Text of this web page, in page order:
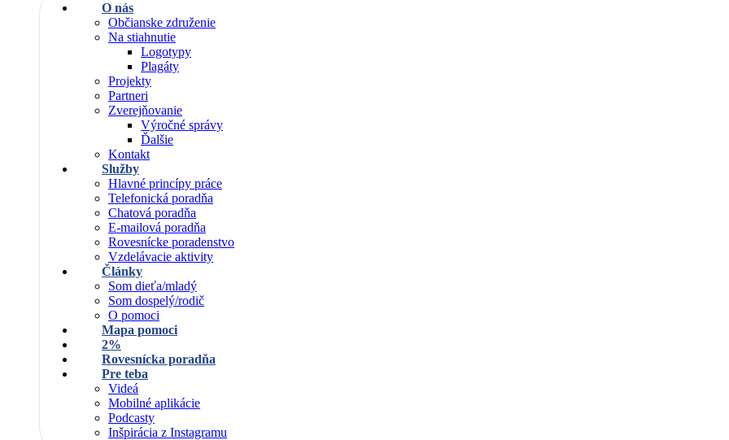
O nás
Občianske združenie
Na stiahnutie
Logotypy
Plagáty
Projekty
Partneri
Zverejňovanie
Výročné správy
Ďalšie
Kontakt
Služby
Hlavné princípy práce
Telefonická poradňa
Chatová poradňa
E-mailová poradňa
Rovesnícke poradenstvo
Vzdelávacie aktivity
Články
Som dieťa/mladý
Som dospelý/rodič
O pomoci
Mapa pomoci
2%
Rovesnícka poradňa
Pre teba
Videá
Mobilné aplikácie
Podcasty
Inšpirácia z Instagramu